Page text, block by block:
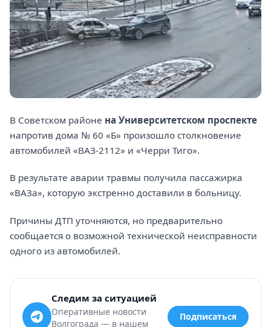
В Советском районе на Университетском проспекте
напротив дома № 60 «Б» произошло столкновение
автомобилей «ВАЗ-2112» и «Черри Тиго».
В результате аварии травмы получила пассажирка
«ВАЗа», которую экстренно доставили в больницу.
Причины ДТП уточняются, но предварительно
сообщается о возможной технической неисправности
одного из автомобилей.
Следим за ситуацией
Оперативные новости
Волгограда — в нашем
Подписаться